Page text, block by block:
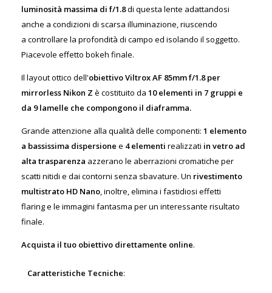
luminosità massima di f/1.8di questa lente adattandosi
anche a condizioni di scarsa illuminazione, riuscendo
a controllare la profondità di campo ed isolando il soggetto.
Piacevole effetto bokeh finale.
Il layout ottico dell'obiettivo Viltrox AF 85mm f/1.8 per
mirrorless Nikon Z è costituito da 10 elementi in 7 gruppi e
da 9 lamelle che compongono il diaframma.
Grande attenzione alla qualità delle componenti: 1 elemento
a bassissima dispersione e 4 elementi realizzati in vetro ad
alta trasparenza azzerano le aberrazioni cromatiche per
scatti nitidi e dai contorni senza sbavature. Un rivestimento
multistrato HD Nano, inoltre, elimina i fastidiosi effetti
flaring e le immagini fantasma per un interessante risultato
finale.
Acquista il tuo obiettivo direttamente online.
Caratteristiche Tecniche: